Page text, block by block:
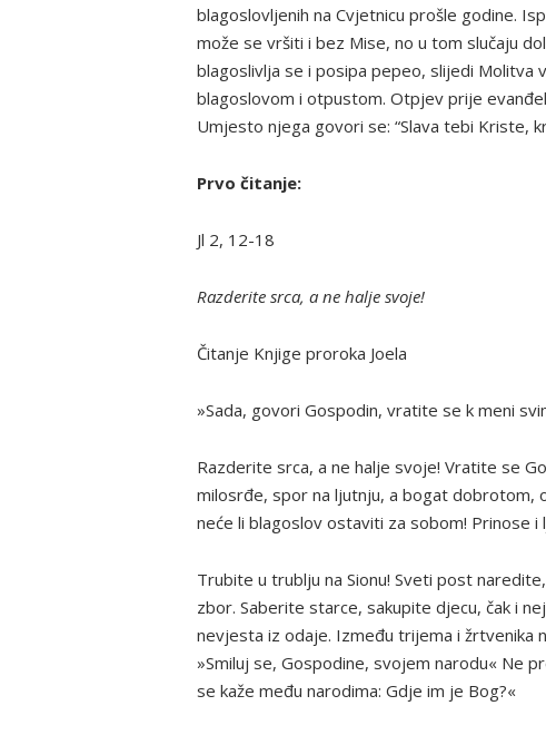
blagoslovljenih na Cvjetnicu prošle godine.
može se vršiti i bez Mise, no u tom slučaju
blagoslivlja se i posipa pepeo, slijedi Molitva
blagoslovom i otpustom. Otpjev prije
Umjesto njega govori se: “Slava tebi Kriste,
Prvo čitanje:
Jl 2, 12-18
Razderite srca, a ne halje svoje!
Čitanje Knjige proroka Joela
»Sada, govori Gospodin, vratite se k meni
Razderite srca, a ne halje svoje! Vratite se
milosrđe, spor na ljutnju, a bogat dobrotom,
neće li blagoslov ostaviti za sobom! Prinose i
Trubite u trublju na Sionu! Sveti post
zbor. Saberite starce, sakupite djecu, čak i
nevjesta iz odaje. Između trijema i žrtvenika
»Smiluj se, Gospodine, svojem narodu« Ne
se kaže među narodima: Gdje im je Bog?«